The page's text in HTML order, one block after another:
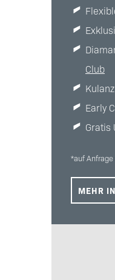
Club
Early
Gratis
*auf
MEHR